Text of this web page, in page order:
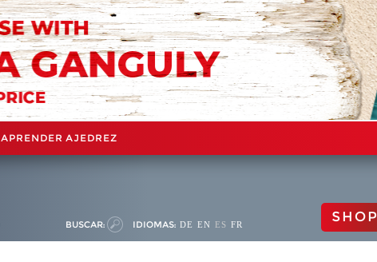
APRENDER AJEDREZ
BUSCAR: IDIOMAS: DE EN ES FR SHOP